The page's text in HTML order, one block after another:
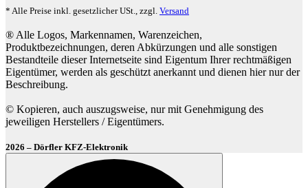
* Alle Preise inkl. gesetzlicher USt., zzgl. Versand
® Alle Logos, Markennamen, Warenzeichen,
Produktbezeichnungen, deren Abkürzungen und alle sonstigen
Bestandteile dieser Internetseite sind Eigentum Ihrer rechtmäßigen
Eigentümer, werden als geschützt anerkannt und dienen hier nur der
Beschreibung.
© Kopieren, auch auszugsweise, nur mit Genehmigung des
jeweiligen Herstellers / Eigentümers.
2026 – Dörfler KFZ-Elektronik